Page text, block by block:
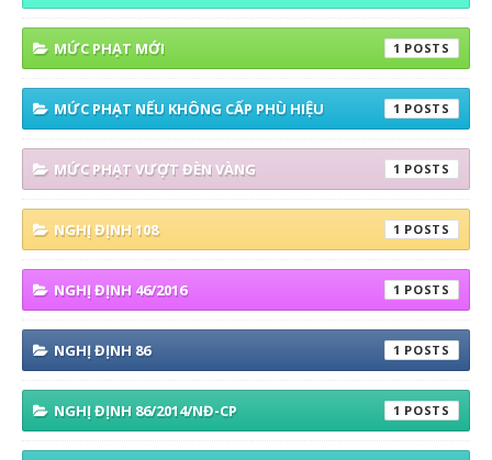
MỨC PHẠT MỚI 1
MỨC PHẠT NẾU KHÔNG CẤP PHÙ HIỆU 1
MỨC PHẠT VƯỢT ĐÈN VÀNG 1
NGHỊ ĐỊNH 108 1
NGHỊ ĐỊNH 46/2016 1
NGHỊ ĐỊNH 86 1
NGHỊ ĐỊNH 86/2014/NĐ-CP 1